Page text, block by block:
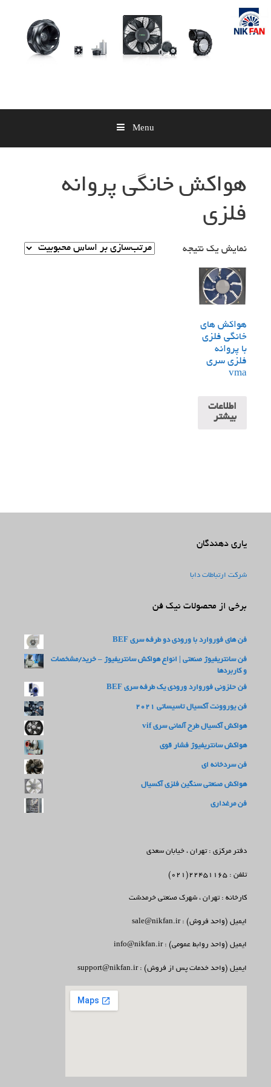
Skip
content
Menu
هواکش خانگی پروانه
فلزی
نمایش یک نتیجه
هواکش های
خانگی فلزی
با پروانه
فلزی سری
vma
اطلاعات
بیشتر
یاری دهندگان
شرکت ارتباطات دابا
برخی از محصولات نیک فن
فن های فوروارد با ورودی دو طرفه سری BEF
فن سانتریفیوژ صنعتی | انواع هواکش سانتریفیوژ – خرید/مشخصات
و کاربردها
فن حلزونی فوروارد ورودی یک طرفه سری BEF
فن یوروونت آکسیال تاسیساتی 2021
هواکش آکسیال طرح آلمانی سری vif
هواکش سانتریفیوژ فشار قوی
فن سردخانه ای
هواکش صنعتی سنگین فلزی آکسیال
فن مرغداری
دفتر مرکزی : تهران ، خیابان سعدی
تلفن : 22451165(021)
کارخانه : تهران ، شهرک صنعتی خرمدشت
ایمیل (واحد فروش) : sale@nikfan.ir
ایمیل (واحد روابط عمومی) : info@nikfan.ir
ایمیل (واحد خدمات پس از فروش) : support@nikfan.ir